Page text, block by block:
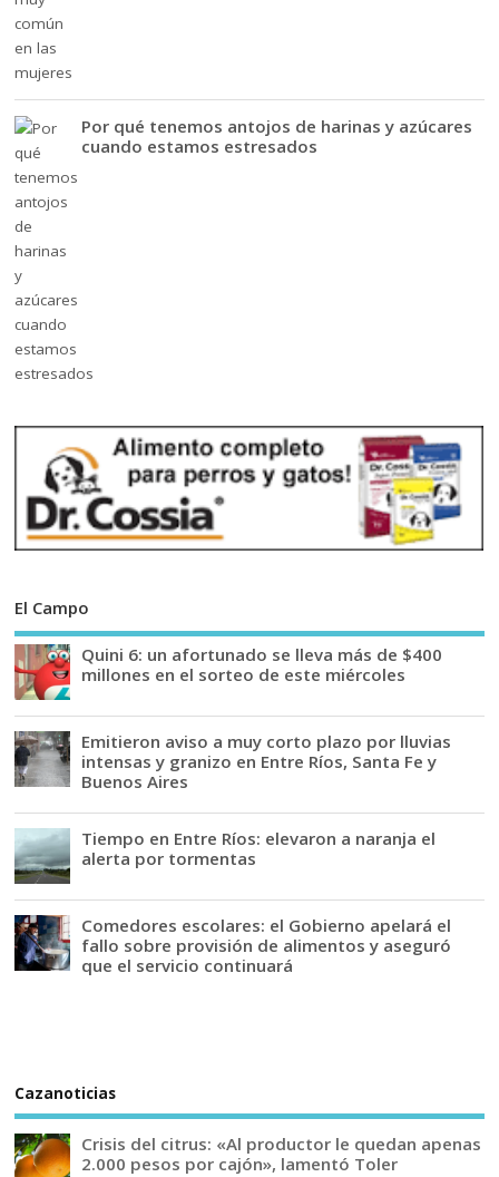
Por qué tenemos antojos de harinas y azúcares
cuando estamos estresados
El Campo
Quini 6: un afortunado se lleva más de $400
millones en el sorteo de este miércoles
Emitieron aviso a muy corto plazo por lluvias
intensas y granizo en Entre Ríos, Santa Fe y
Buenos Aires
Tiempo en Entre Ríos: elevaron a naranja el
alerta por tormentas
Comedores escolares: el Gobierno apelará el
fallo sobre provisión de alimentos y aseguró
que el servicio continuará
Cazanoticias
Crisis del citrus: «Al productor le quedan apenas
2.000 pesos por cajón», lamentó Toler